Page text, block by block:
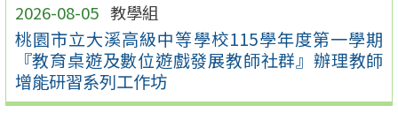
2026-08-05 教學組
桃園市立大溪高級中等學校115學年度第一學期
『教育桌遊及數位遊戲發展教師社群』辦理教師
增能研習系列工作坊